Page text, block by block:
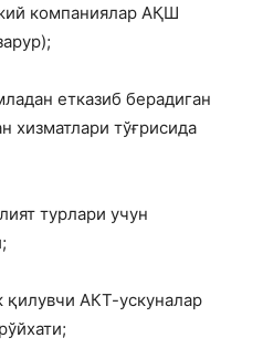
компаниялар АҚШ
етказиб берадиган
хизматлари тўғрисида
турлари учун
АКТ-ускуналар